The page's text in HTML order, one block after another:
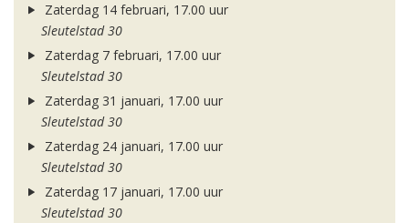
Zaterdag 14 februari, 17.00 uur
Sleutelstad 30
Zaterdag 7 februari, 17.00 uur
Sleutelstad 30
Zaterdag 31 januari, 17.00 uur
Sleutelstad 30
Zaterdag 24 januari, 17.00 uur
Sleutelstad 30
Zaterdag 17 januari, 17.00 uur
Sleutelstad 30